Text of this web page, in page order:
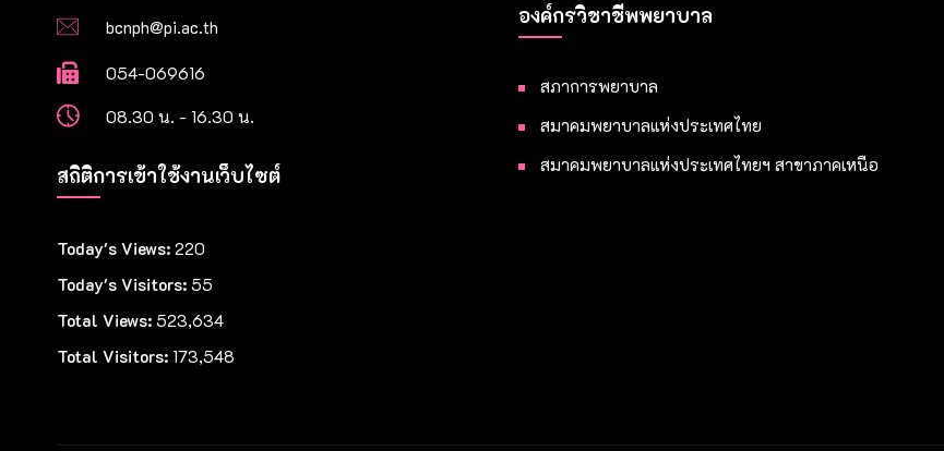
bcnph@pi.ac.th
054-069616
08.30 น. - 16.30 น.
สถิติการเข้าใช้งานเว็บไซต์
Today's Views: 220
Today's Visitors: 55
Total Views: 523,634
Total Visitors: 173,548
องค์กรวิชาชีพพยาบาล
สภาการพยาบาล
สมาคมพยาบาลแห่งประเทศไทย
สมาคมพยาบาลแห่งประเทศไทยฯ สาขาภาคเหนือ